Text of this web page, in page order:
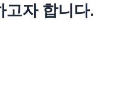
고자 합니다.